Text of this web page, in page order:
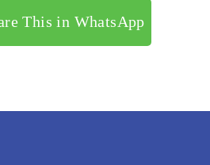
This in WhatsApp